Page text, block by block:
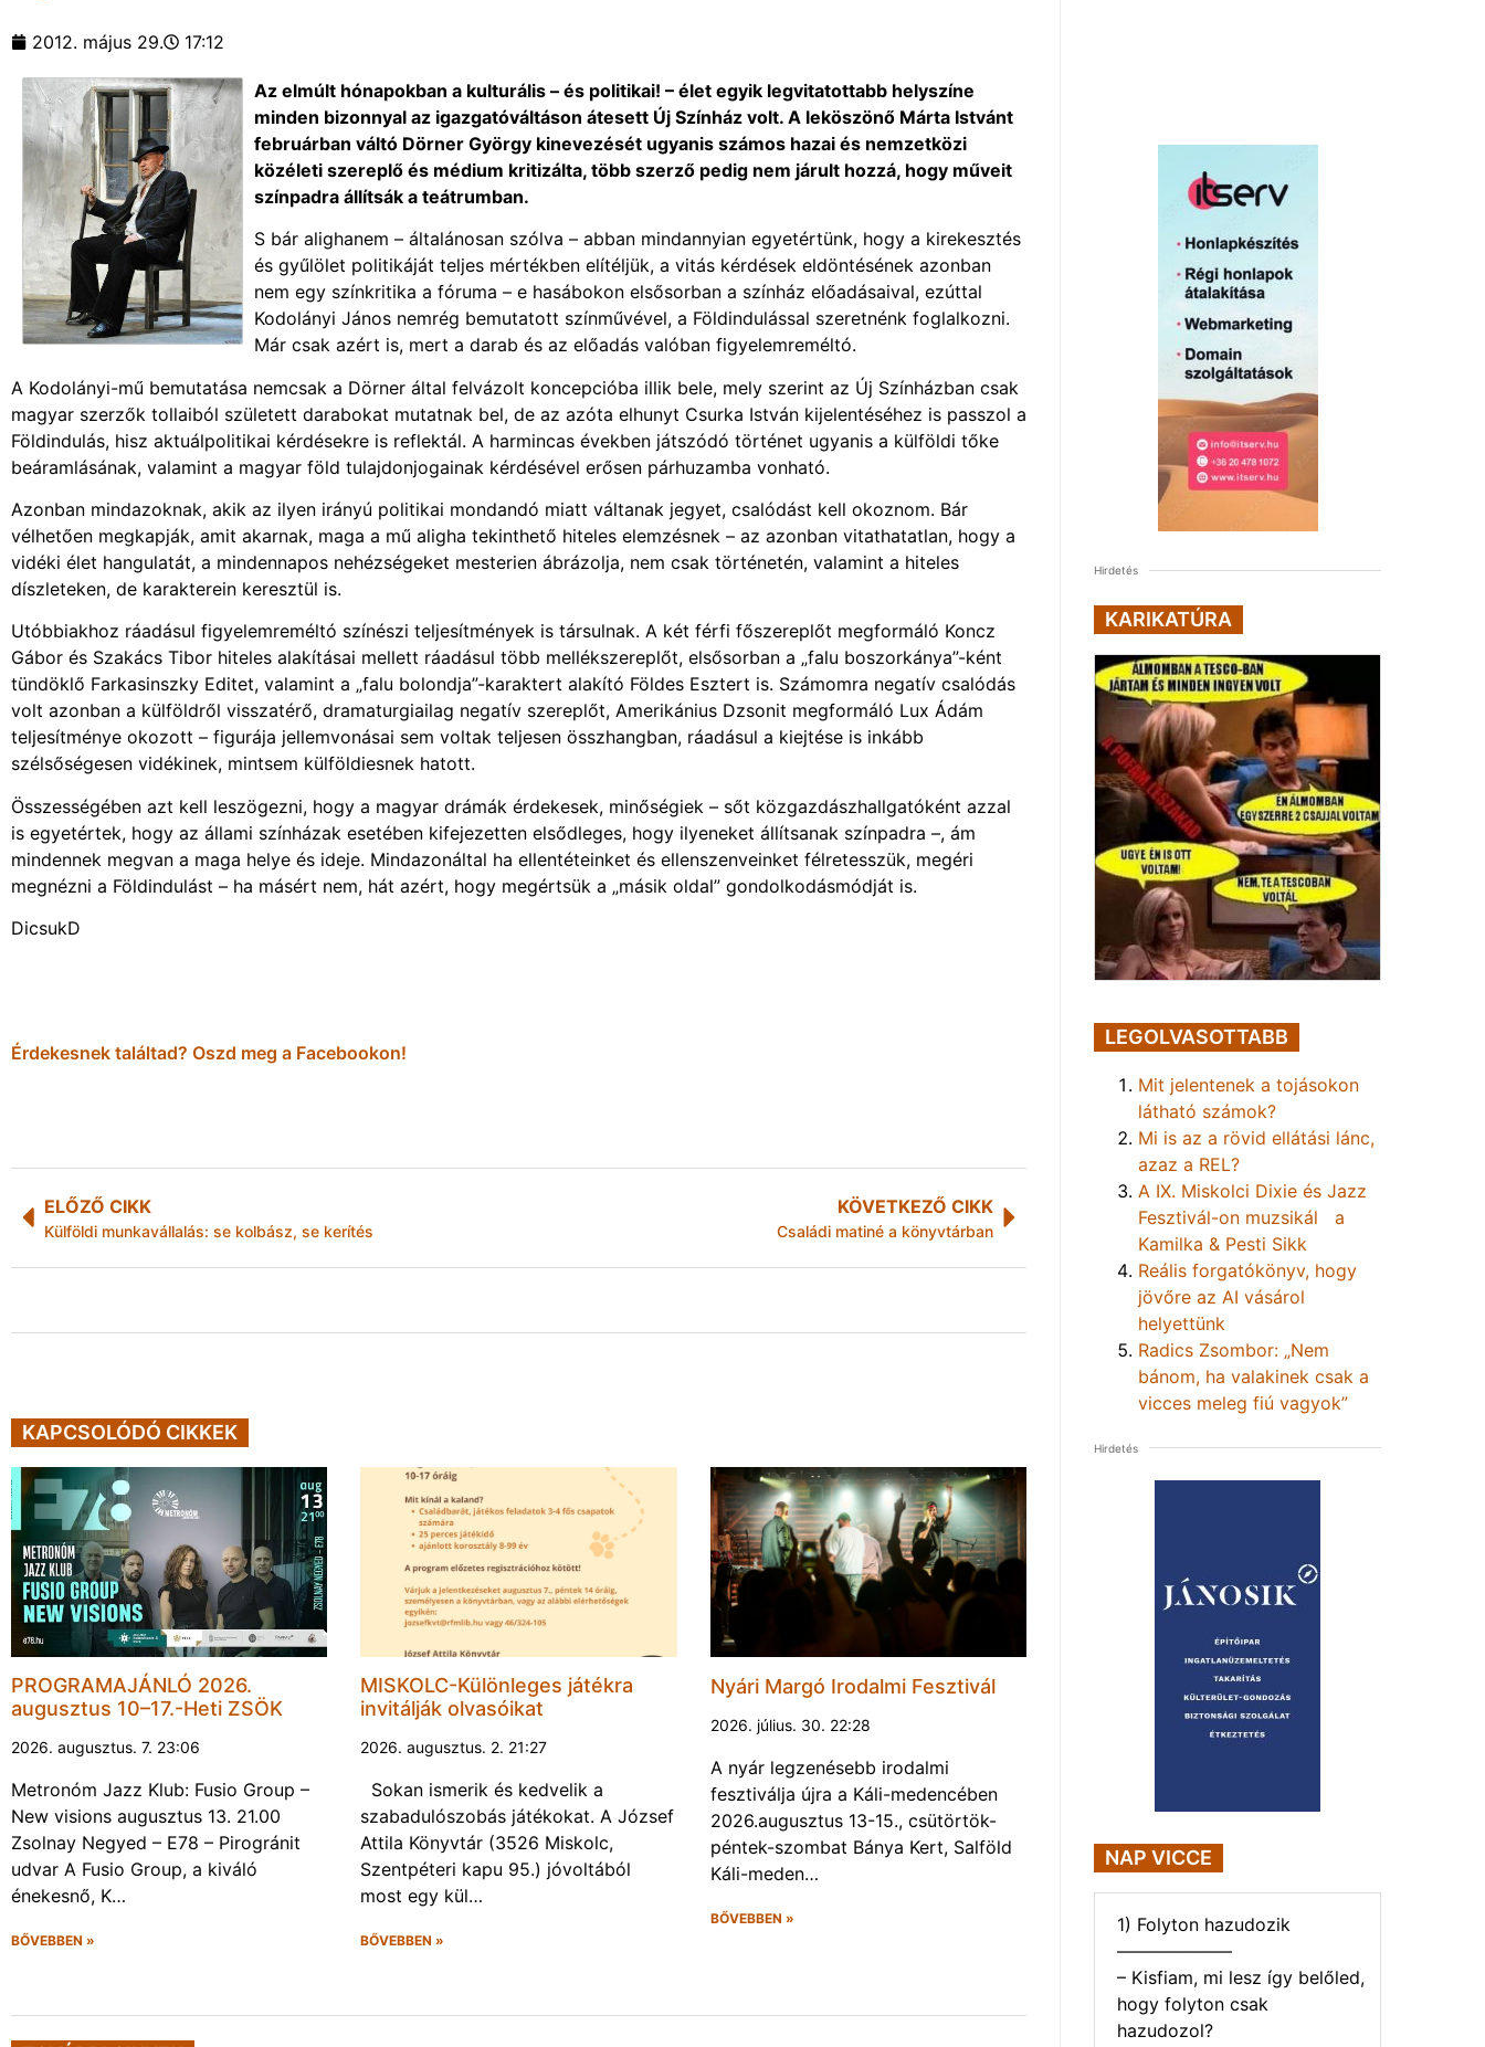
2012. május 29. 17:12
Az elmúlt hónapokban a kulturális – és politikai! – élet egyik legvitatottabb helyszíne
minden bizonnyal az igazgatóváltáson átesett Új Színház volt. A leköszönő Márta Istvánt
februárban váltó Dörner György kinevezését ugyanis számos hazai és nemzetközi
közéleti szereplő és médium kritizálta, több szerző pedig nem járult hozzá, hogy műveit
színpadra állítsák a teátrumban.
S bár alighanem – általánosan szólva – abban mindannyian egyetértünk, hogy a kirekesztés
és gyűlölet politikáját teljes mértékben elítéljük, a vitás kérdések eldöntésének azonban
nem egy színkritika a fóruma – e hasábokon elsősorban a színház előadásaival, ezúttal
Kodolányi János nemrég bemutatott színművével, a Földindulással szeretnénk foglalkozni.
Már csak azért is, mert a darab és az előadás valóban figyelemreméltó.
A Kodolányi-mű bemutatása nemcsak a Dörner által felvázolt koncepcióba illik bele, mely szerint az Új Színházban csak
magyar szerzők tollaiból született darabokat mutatnak bel, de az azóta elhunyt Csurka István kijelentéséhez is passzol a
Földindulás, hisz aktuálpolitikai kérdésekre is reflektál. A harmincas években játszódó történet ugyanis a külföldi tőke
beáramlásának, valamint a magyar föld tulajdonjogainak kérdésével erősen párhuzamba vonható.
Azonban mindazoknak, akik az ilyen irányú politikai mondandó miatt váltanak jegyet, csalódást kell okoznom. Bár
vélhetően megkapják, amit akarnak, maga a mű aligha tekinthető hiteles elemzésnek – az azonban vitathatatlan, hogy a
vidéki élet hangulatát, a mindennapos nehézségeket mesterien ábrázolja, nem csak történetén, valamint a hiteles
díszleteken, de karakterein keresztül is.
Utóbbiakhoz ráadásul figyelemreméltó színészi teljesítmények is társulnak. A két férfi főszereplőt megformáló Koncz
Gábor és Szakács Tibor hiteles alakításai mellett ráadásul több mellékszereplőt, elsősorban a „falu boszorkánya”-ként
tündöklő Farkasinszky Editet, valamint a „falu bolondja”-karaktert alakító Földes Esztert is. Számomra negatív csalódás
volt azonban a külföldről visszatérő, dramaturgiailag negatív szereplőt, Amerikánius Dzsonit megformáló Lux Ádám
teljesítménye okozott – figurája jellemvonásai sem voltak teljesen összhangban, ráadásul a kiejtése is inkább
szélsőségesen vidékinek, mintsem külföldiesnek hatott.
Összességében azt kell leszögezni, hogy a magyar drámák érdekesek, minőségiek – sőt közgazdászhallgatóként azzal
is egyetértek, hogy az állami színházak esetében kifejezetten elsődleges, hogy ilyeneket állítsanak színpadra –, ám
mindennek megvan a maga helye és ideje. Mindazonáltal ha ellentéteinket és ellenszenveinket félretesszük, megéri
megnézni a Földindulást – ha másért nem, hát azért, hogy megértsük a „másik oldal” gondolkodásmódját is.
DicsukD
Érdekesnek találtad? Oszd meg a Facebookon!
ELŐZŐ CIKK
Külföldi munkavállalás: se kolbász, se kerítés
KÖVETKEZŐ CIKK
Családi matiné a könyvtárban
KAPCSOLÓDÓ CIKKEK
PROGRAMAJÁNLÓ 2026.
augusztus 10–17.-Heti ZSÖK
2026. augusztus. 7. 23:06
Metronóm Jazz Klub: Fusio Group –
New visions augusztus 13. 21.00
Zsolnay Negyed – E78 – Pirogránit
udvar A Fusio Group, a kiváló
énekesnő, K…
BŐVEBBEN »
MISKOLC-Különleges játékra
invitálják olvasóikat
2026. augusztus. 2. 21:27
Sokan ismerik és kedvelik a
szabadulószobás játékokat. A József
Attila Könyvtár (3526 Miskolc,
Szentpéteri kapu 95.) jóvoltából
most egy kül…
BŐVEBBEN »
Nyári Margó Irodalmi Fesztivál
2026. július. 30. 22:28
A nyár legzenésebb irodalmi
fesztiválja újra a Káli-medencében
2026.augusztus 13-15., csütörtök-
péntek-szombat Bánya Kert, Salföld
Káli-meden…
BŐVEBBEN »
Hirdetés
KARIKATÚRA
LEGOLVASOTTABB
Mit jelentenek a tojásokon
látható számok?
Mi is az a rövid ellátási lánc,
azaz a REL?
A IX. Miskolci Dixie és Jazz
Fesztivál-on muzsikál a
Kamilka & Pesti Sikk
Reális forgatókönyv, hogy
jövőre az AI vásárol
helyettünk
Radics Zsombor: „Nem
bánom, ha valakinek csak a
vicces meleg fiú vagyok”
Hirdetés
NAP VICCE
1) Folyton hazudozik
——————–
– Kisfiam, mi lesz így belőled,
hogy folyton csak
hazudozol?